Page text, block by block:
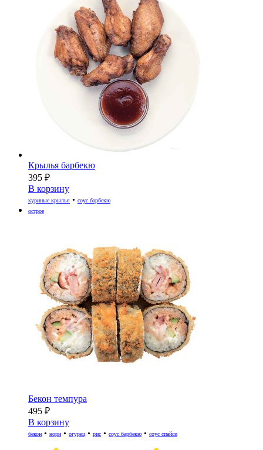
Крылья барбекю
395 ₽
В корзину
куриные крылья • соус барбекю
острое
Бекон темпура
495 ₽
В корзину
бекон • нори • огурец • рис • соус барбекю • соус спайси